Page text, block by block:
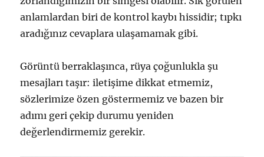
anlamlardan biri de kontrol kaybı hissidir; tıpkı
aradığınız cevaplara ulaşamamak gibi.
Görüntü berraklaşınca, rüya çoğunlukla şu
mesajları taşır: iletişime dikkat etmemiz,
sözlerimize özen göstermemiz ve bazen bir
adımı geri çekip durumu yeniden
değerlendirmemiz gerekir.